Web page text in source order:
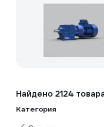
Найдено 2124
Категория